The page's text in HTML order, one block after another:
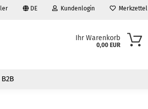
DE Kundenlogin Merkzettel
Ihr Warenkorb
0,00 EUR